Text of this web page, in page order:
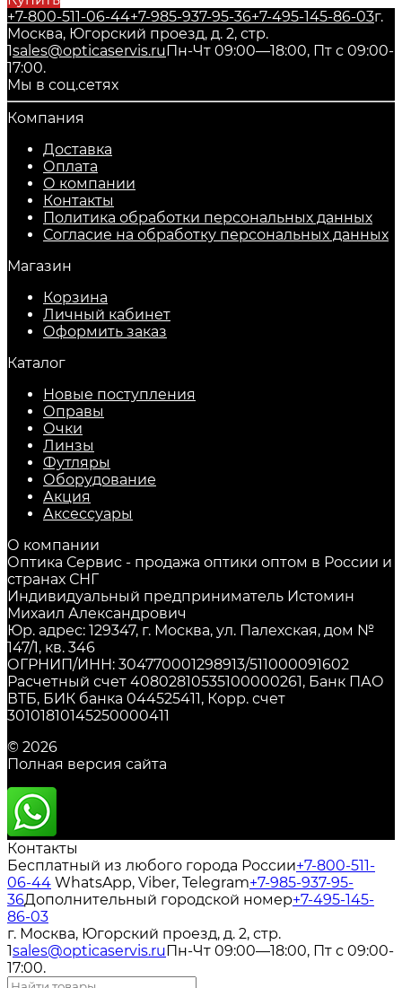
+7-800-511-06-44+7-985-937-95-36+7-495-145-86-03г.
Москва, Югорский проезд, д. 2, стр.
1sales@opticaservis.ruПн-Чт 09:00—18:00, Пт с 09:00-
17:00.
Мы в соц.сетях
Компания
Доставка
Оплата
О компании
Контакты
Политика обработки персональных данных
Согласие на обработку персональных данных
Магазин
Корзина
Личный кабинет
Оформить заказ
Каталог
Новые поступления
Оправы
Очки
Линзы
Футляры
Оборудование
Акция
Аксессуары
О компании
Оптика Сервис - продажа оптики оптом в России и
странах СНГ
Индивидуальный предприниматель Истомин
Михаил Александрович
Юр. адрес: 129347, г. Москва, ул. Палехская, дом №
147/1, кв. 346
ОГРНИП/ИНН: 304770001298913/511000091602
Расчетный счет 40802810535100000261, Банк ПАО
ВТБ, БИК банка 044525411, Корр. счет
30101810145250000411
© 2026
Полная версия сайта
Контакты
Бесплатный из любого города России+7-800-511-
06-44 WhatsApp, Viber, Telegram+7-985-937-95-
36Дополнительный городской номер+7-495-145-
86-03
г. Москва, Югорский проезд, д. 2, стр.
1sales@opticaservis.ruПн-Чт 09:00—18:00, Пт с 09:00-
17:00.